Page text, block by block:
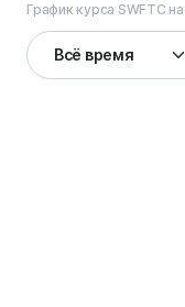
График курса SWFTC